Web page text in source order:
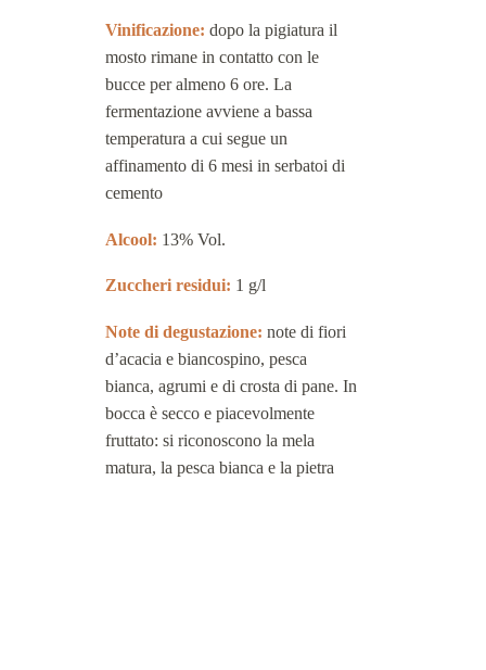
Vinificazione: dopo la pigiatura il
mosto rimane in contatto con le
bucce per almeno 6 ore. La
fermentazione avviene a bassa
temperatura a cui segue un
affinamento di 6 mesi in serbatoi di
cemento
Alcool: 13% Vol.
Zuccheri residui: 1 g/l
Note di degustazione: note di fiori
d’acacia e biancospino, pesca
bianca, agrumi e di crosta di pane. In
bocca è secco e piacevolmente
fruttato: si riconoscono la mela
matura, la pesca bianca e la pietra